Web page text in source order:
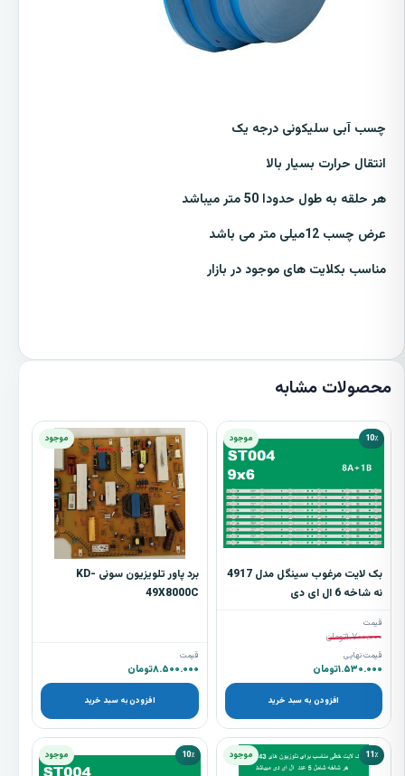
چسب آبی سلیکونی درجه یک
انتقال حرارت بسیار بالا
هر حلقه به طول حدودا 50 متر میباشد
عرض چسب 12میلی متر می باشد
مناسب بکلایت های موجود در بازار
محصولات مشابه
10٪ موجود
بک لایت مرغوب سینگل مدل 4917
نه شاخه 6 ال ای دی
قیمت
۱.۷۰۰.۰۰۰تومان
قیمت نهایی
۱.۵۳۰.۰۰۰تومان
افزودن به سبد خرید
موجود
برد پاور تلویزیون سونی KD-
49X8000C
قیمت
۸.۵۰۰.۰۰۰تومان
افزودن به سبد خرید
11٪ موجود 10٪ موجود